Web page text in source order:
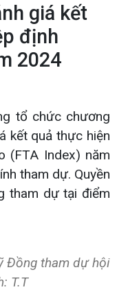
giá kết
định
2024
tổ chức chương
kết quả thực hiện
(FTA Index) năm
tham dự. Quyền
tham dự tại điểm
Đồng tham dự hội
T.T